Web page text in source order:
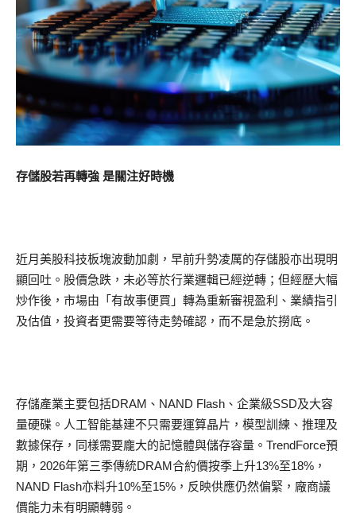
存儲股若再轉強 是關注好時機
近月美股科技板塊波動加劇，早前升勢凌厲的存儲股亦出現明
顯回吐。股價急跌，未必等於行業邏輯已經逆轉；但經歷大幅
炒作後，市場由「有故事便買」轉為重新審視盈利、業績指引
及估值，投資者更需要等待走勢確認，而不是急於撈底。
存儲產業主要包括DRAM、NAND Flash、企業級SSD及大容
量硬碟。人工智能基建不只需要運算晶片，模型訓練、推理及
數據保存，同樣需要龐大的記憶體與儲存容量。TrendForce預
期，2026年第三季傳統DRAM合約價按季上升13%至18%，
NAND Flash亦料升10%至15%，反映供應仍然偏緊，廠商議
價能力未有明顯轉弱。